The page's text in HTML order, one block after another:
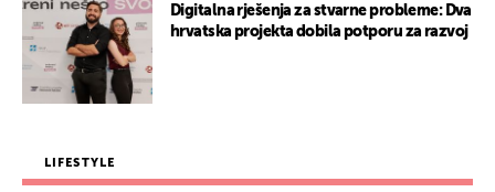
Digitalna rješenja za stvarne probleme: Dva
hrvatska projekta dobila potporu za razvoj
LIFESTYLE